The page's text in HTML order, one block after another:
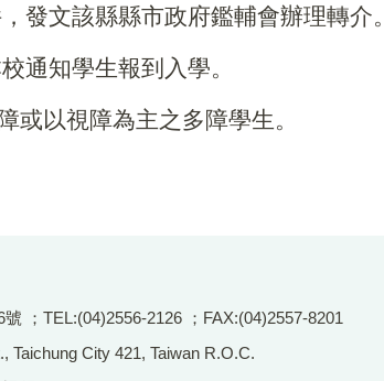
發文該縣縣市政府鑑輔會辦理轉介。
通知學生報到入學。
或以視障為主之多障學生。
；TEL:(04)2556-2126 ；FAX:(04)2557-8201
Taichung City 421, Taiwan R.O.C.